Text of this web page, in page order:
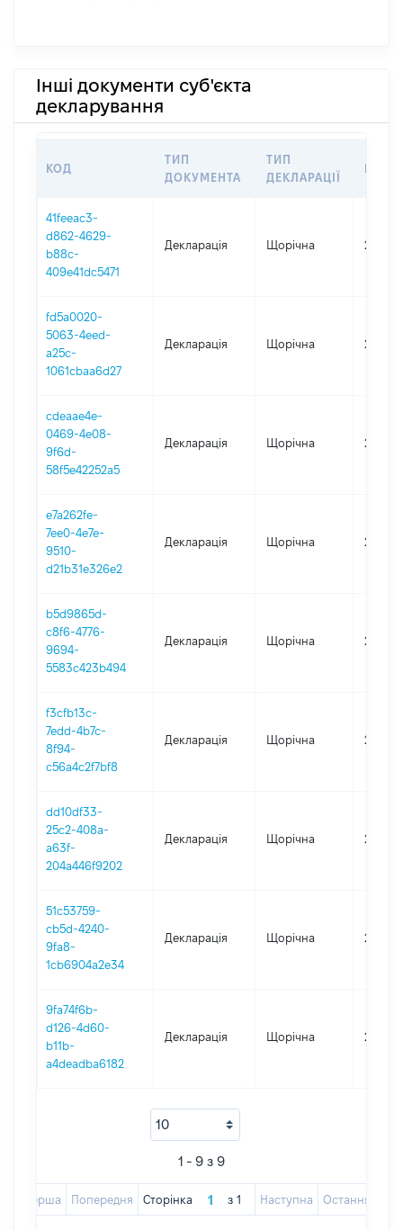
Інші документи суб'єкта
декларування
КОД
ТИП
ДОКУМЕНТА
ТИП
ДЕКЛАРАЦІЇ
41feeac3-
d862-4629-
b88c-
409e41dc5471
Декларація Щорічна 2025
fd5a0020-
5063-4eed-
a25c-
1061cbaa6d27
Декларація Щорічна 2024
cdeaae4e-
0469-4e08-
9f6d-
58f5e42252a5
Декларація Щорічна 2023
e7a262fe-
7ee0-4e7e-
9510-
d21b31e326e2
Декларація Щорічна 2022
b5d9865d-
c8f6-4776-
9694-
5583c423b494
Декларація Щорічна 2021
f3cfb13c-
7edd-4b7c-
8f94-
c56a4c2f7bf8
Декларація Щорічна 2019
dd10df33-
25c2-408a-
a63f-
204a446f9202
Декларація Щорічна 2018
51c53759-
cb5d-4240-
9fa8-
1cb6904a2e34
Декларація Щорічна 2017
9fa74f6b-
d126-4d60-
b11b-
a4deadba6182
Декларація Щорічна 2016
1 - 9 з 9
Перша Попередня Сторінка з 1 Наступна Остання